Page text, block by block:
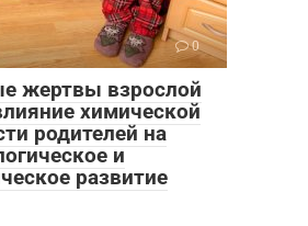
0
жертвы взрослой
химической
родителей на
и
развитие